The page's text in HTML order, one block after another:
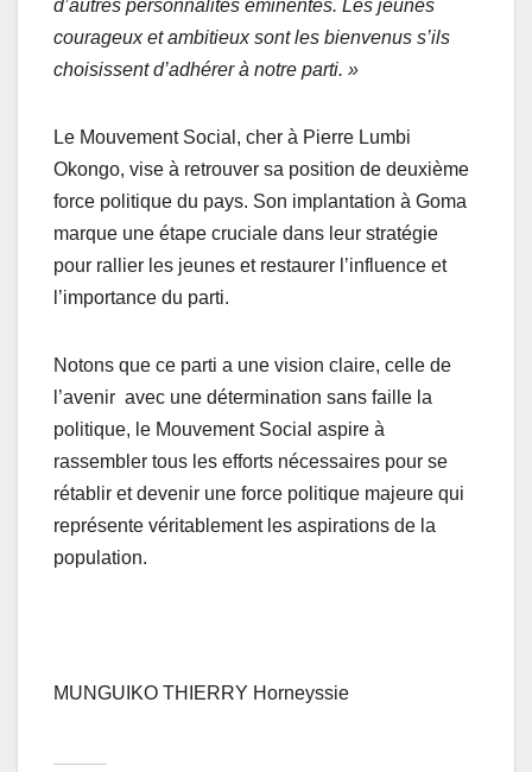
d’autres personnalités éminentes. Les jeunes
courageux et ambitieux sont les bienvenus s’ils
choisissent d’adhérer à notre parti. »
Le Mouvement Social, cher à Pierre Lumbi
Okongo, vise à retrouver sa position de deuxième
force politique du pays. Son implantation à Goma
marque une étape cruciale dans leur stratégie
pour rallier les jeunes et restaurer l’influence et
l’importance du parti.
Notons que ce parti a une vision claire, celle de
l’avenir avec une détermination sans faille la
politique, le Mouvement Social aspire à
rassembler tous les efforts nécessaires pour se
rétablir et devenir une force politique majeure qui
représente véritablement les aspirations de la
population.
MUNGUIKO THIERRY Horneyssie